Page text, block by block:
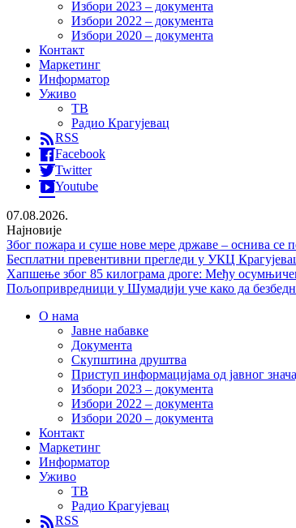
Избори 2023 – документа
Избори 2022 – документа
Избори 2020 – документа
Контакт
Маркетинг
Информатор
Уживо
ТВ
Радио Крагујевац
RSS
Facebook
Twitter
Youtube
07.08.2026.
Најновије
Због пожара и суше нове мере државе – оснива
Бесплатни превентивни прегледи у УКЦ
Хапшење због 85 килограма дроге: Међу
Пољопривредници у Шумадији уче како да
О нама
Јавне набавке
Документа
Скупштина друштва
Приступ информацијама од јавног
Избори 2023 – документа
Избори 2022 – документа
Избори 2020 – документа
Контакт
Маркетинг
Информатор
Уживо
ТВ
Радио Крагујевац
RSS